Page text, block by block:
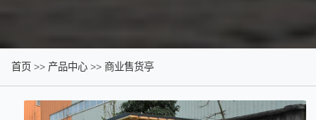
首页 >> 产品中心 >> 商业售货亭